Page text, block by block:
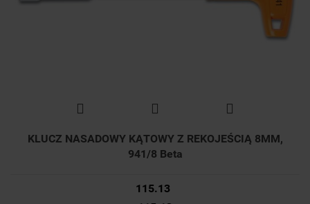
KLUCZ NASADOWY KĄTOWY Z REKOJEŚCIĄ 8MM,
941/8 Beta
115.13